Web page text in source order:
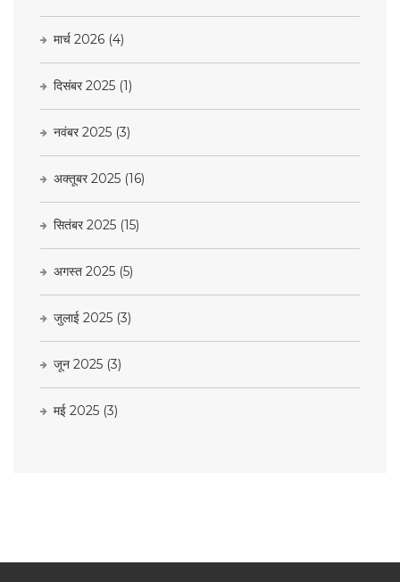
मार्च 2026 (4)
दिसंबर 2025 (1)
नवंबर 2025 (3)
अक्तूबर 2025 (16)
सितंबर 2025 (15)
अगस्त 2025 (5)
जुलाई 2025 (3)
जून 2025 (3)
मई 2025 (3)